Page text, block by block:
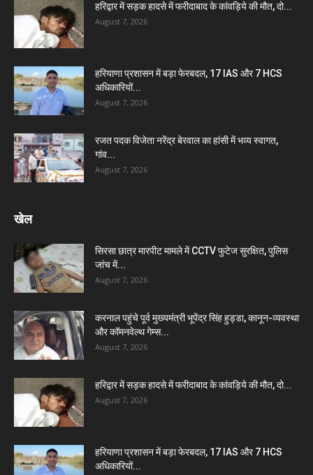
हरिद्वार में सड़क हादसे में फरीदाबाद के कांवड़िये की मौत, दो...
August 7, 2026
हरियाणा प्रशासन में बड़ा फेरबदल, 17 IAS और 7 HCS
अधिकारियों...
August 7, 2026
रजत पदक विजेता नरेंद्र बेरवाल का हांसी में भव्य स्वागत,
गांव...
August 7, 2026
खेल
सिरसा छात्र मारपीट मामले में CCTV फुटेज सुरक्षित, पुलिस
जांच में...
August 7, 2026
करनाल पहुंचे पूर्व मुख्यमंत्री भूपेंद्र सिंह हुड्डा, कानून-व्यवस्था
और कॉमनवेल्थ गेम्स...
August 7, 2026
हरिद्वार में सड़क हादसे में फरीदाबाद के कांवड़िये की मौत, दो...
August 7, 2026
हरियाणा प्रशासन में बड़ा फेरबदल, 17 IAS और 7 HCS
अधिकारियों...